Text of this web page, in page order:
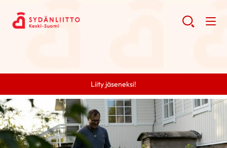
Liity jäseneksi!